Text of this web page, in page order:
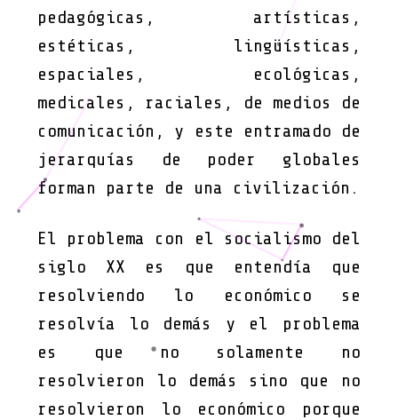
pedagógicas, artísticas,
estéticas, lingüísticas,
espaciales, ecológicas,
medicales, raciales, de medios de
comunicación, y este entramado de
jerarquías de poder globales
forman parte de una civilización.
El problema con el socialismo del
siglo XX es que entendía que
resolviendo lo económico se
resolvía lo demás y el problema
es que no solamente no
resolvieron lo demás sino que no
resolvieron lo económico porque